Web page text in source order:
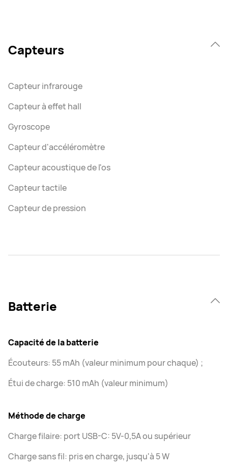
Capteurs
Capteur infrarouge
Capteur à effet hall
Gyroscope
Capteur d'accéléromètre
Capteur acoustique de l'os
Capteur tactile
Capteur de pression
Batterie
Capacité de la batterie
Écouteurs: 55 mAh (valeur minimum pour chaque) ;
Étui de charge: 510 mAh (valeur minimum)
Méthode de charge
Charge filaire: port USB-C: 5V-0,5A ou supérieur
Charge sans fil: pris en charge, jusqu'à 5 W